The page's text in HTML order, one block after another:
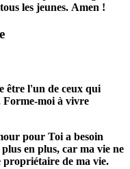
les jeunes. Amen !
être l'un de ceux qui
Forme-moi à vivre
pour Toi a besoin
en plus, car ma vie ne
propriétaire de ma vie.